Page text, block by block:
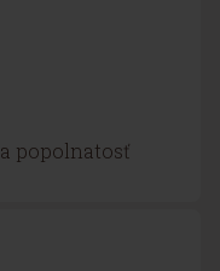
popolnatosť